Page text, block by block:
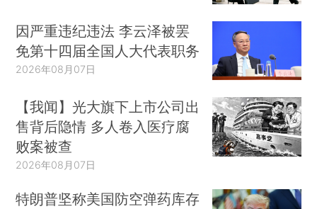
因严重违纪违法 李云泽被罢
免第十四届全国人大代表职务
2026年08月07日
【我闻】光大旗下上市公司出
售背后隐情 多人卷入医疗腐
败案被查
2026年08月07日
特朗普坚称美国防空弹药库存